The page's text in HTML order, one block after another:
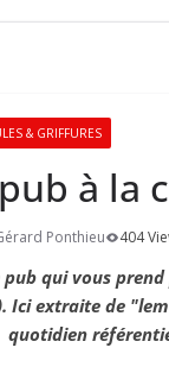
& GRIFFURES
à la
Ponthieu 404
pub qui vous
Ici extraite de
quotidien